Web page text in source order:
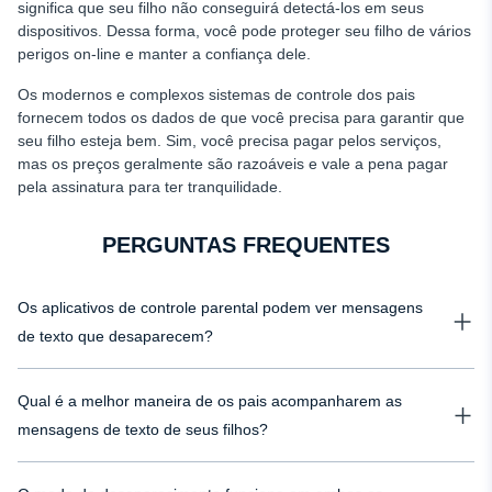
significa que seu filho não conseguirá detectá-los em seus
dispositivos. Dessa forma, você pode proteger seu filho de vários
perigos on-line e manter a confiança dele.
Os modernos e complexos sistemas de controle dos pais
fornecem todos os dados de que você precisa para garantir que
seu filho esteja bem. Sim, você precisa pagar pelos serviços,
mas os preços geralmente são razoáveis e vale a pena pagar
pela assinatura para ter tranquilidade.
PERGUNTAS FREQUENTES
Os aplicativos de controle parental podem ver mensagens
de texto que desaparecem?
salvam as mensagens que desaparecem e as exibem como as normais.
Mesmo que você ative o modo de texto oculto, verá a conversa inteira no
Qual é a melhor maneira de os pais acompanharem as
mensagens de texto de seus filhos?